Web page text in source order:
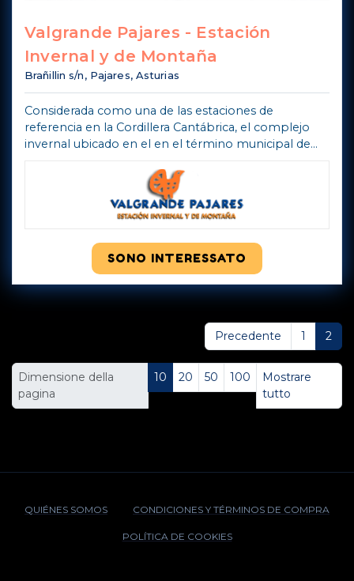
Valgrande Pajares - Estación
Invernal y de Montaña
Brañillin s/n, Pajares, Asturias
Considerada como una de las estaciones de
referencia en la Cordillera Cantábrica, el complejo
invernal ubicado en el en el término municipal de
espaldas, lo que no le impide mirar al ...
SONO INTERESSATO
Dimensione della
pagina
10 20 50 100
Mostrare
tutto
Precedente 1 2
QUIÉNES SOMOS CONDICIONES Y TÉRMINOS DE COMPRA
POLÍTICA DE COOKIES